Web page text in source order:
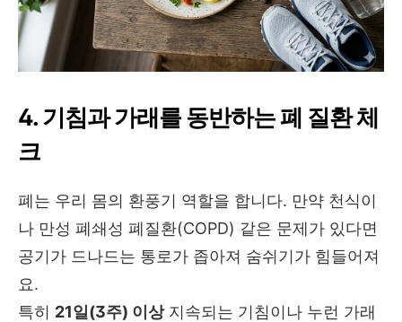
4. 기침과 가래를 동반하는 폐 질환 체
크
폐는 우리 몸의 환풍기 역할을 합니다. 만약 천식이
나 만성 폐쇄성 폐질환(COPD) 같은 문제가 있다면
공기가 드나드는 통로가 좁아져 숨쉬기가 힘들어져
요.
특히 21일(3주) 이상지속되는 기침이나 누런 가래